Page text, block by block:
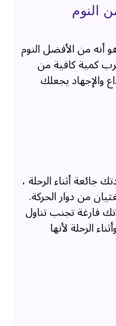
النوم
أنه من الأفضل النوم
كمية كافية من
والإجهاد يجعلك
أثناء الرحلة ،
من دوار الحركة.
فارغة تجنب تناول
الرحلة لأنها